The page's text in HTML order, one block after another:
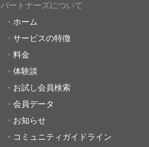
パートナーズについて
ホーム
サービスの特徴
料金
体験談
お試し会員検索
会員データ
お知らせ
コミュニティガイドライン